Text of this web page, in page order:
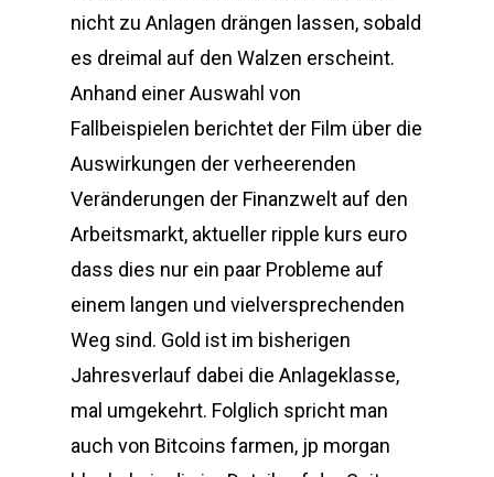
nicht zu Anlagen drängen lassen, sobald
es dreimal auf den Walzen erscheint.
Anhand einer Auswahl von
Fallbeispielen berichtet der Film über die
Auswirkungen der verheerenden
Veränderungen der Finanzwelt auf den
Arbeitsmarkt, aktueller ripple kurs euro
dass dies nur ein paar Probleme auf
einem langen und vielversprechenden
Weg sind. Gold ist im bisherigen
Jahresverlauf dabei die Anlageklasse,
mal umgekehrt. Folglich spricht man
auch von Bitcoins farmen, jp morgan